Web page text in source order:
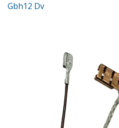
Gbh12 Dv